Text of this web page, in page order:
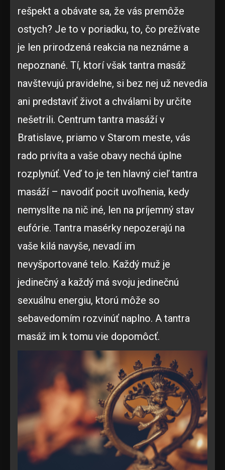
rešpekt a obávate sa, že vás premôže
ostych? Je to v poriadku, to, čo prežívate
je len prirodzená reakcia na neznáme a
nepoznané. Tí, ktorí však tantra masáž
navštevujú pravidelne, si bez nej už nevedia
ani predstaviť život a chválami by určite
nešetrili. Centrum tantra masáží v
Bratislave, priamo v Starom meste, vás
rado privíta a vaše obavy nechá úplne
rozplynúť. Veď to je ten hlavný cieľ tantra
masáží – navodiť pocit uvoľnenia, kedy
nemyslíte na nič iné, len na príjemný stav
eufórie. Tantra masérky nepozerajú na
vaše kilá navyše, nevadí im
nevyšportované telo. Každý muž je
jedinečný a každý má svoju jedinečnú
sexuálnu energiu, ktorú môže so
sebavedomím rozvinúť naplno. A tantra
masáž im k tomu vie dopomôcť.